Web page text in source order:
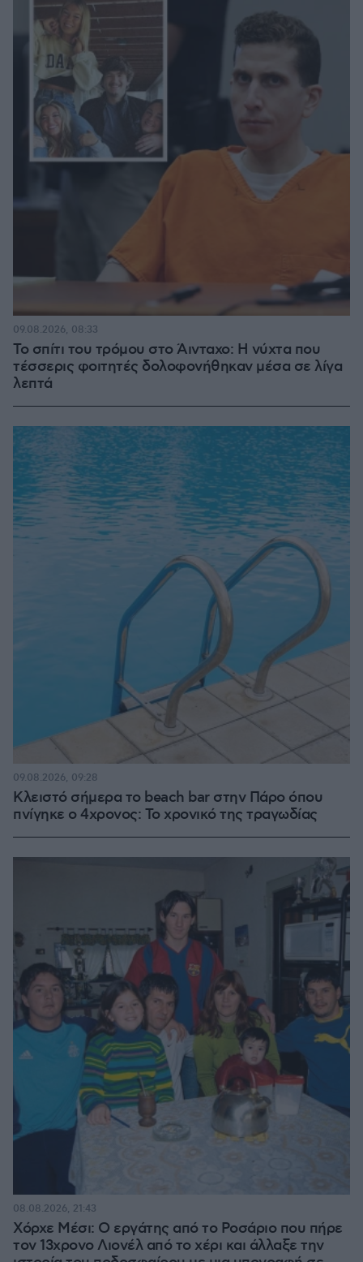
Το σπίτι του τρόμου στο Άινταχο: Η νύχτα που
τέσσερις φοιτητές δολοφονήθηκαν μέσα σε λίγα
λεπτά
09.08.2026, 08:33
Κλειστό σήμερα το beach bar στην Πάρο όπου
πνίγηκε ο 4χρονος: Το χρονικό της τραγωδίας
09.08.2026, 09:28
Χόρχε Μέσι: Ο εργάτης από το Ροσάριο που πήρε
τον 13χρονο Λιονέλ από το χέρι και άλλαξε την
08.08.2026, 21:43